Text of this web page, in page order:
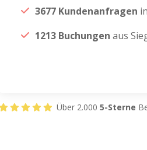
3677 Kundenanfragen
1213 Buchungen aus
Über 2.000 5-Sterne